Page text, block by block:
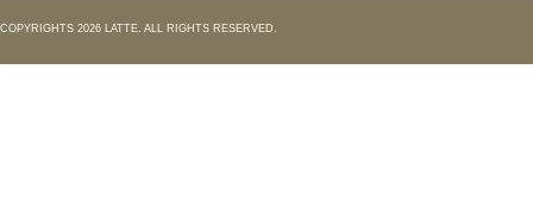
COPYRIGHTS 2026 LATTE. ALL RIGHTS RESERVED.